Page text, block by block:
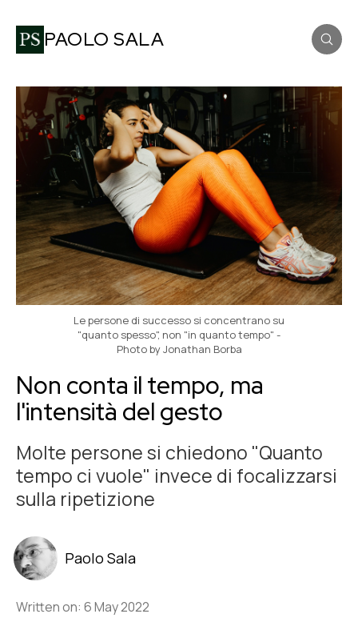
PAOLO SALA
Le persone di successo si concentrano su
"quanto spesso", non "in quanto tempo" -
Photo by Jonathan Borba
Non conta il tempo, ma
l'intensità del gesto
Molte persone si chiedono "Quanto
tempo ci vuole" invece di focalizzarsi
sulla ripetizione
Paolo Sala
Written on: 6 May 2022